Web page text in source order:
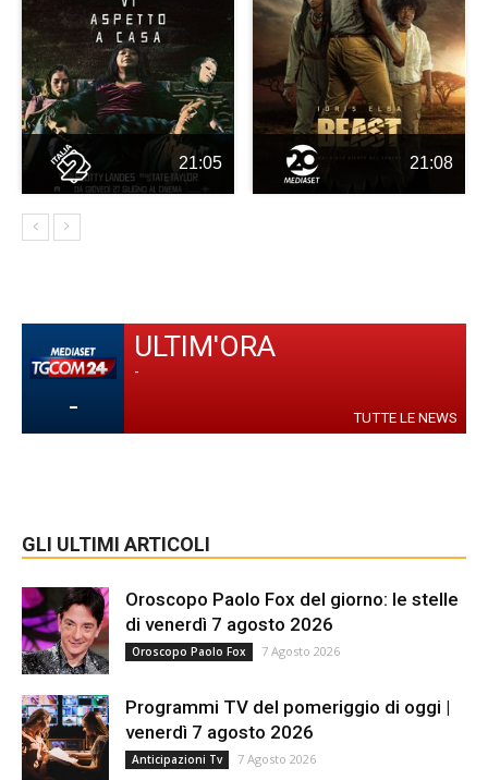
21:05 21:08
-
ULTIM'ORA
-
TUTTE LE NEWS
GLI ULTIMI ARTICOLI
Oroscopo Paolo Fox del giorno: le stelle
di venerdì 7 agosto 2026
Oroscopo Paolo Fox 7 Agosto 2026
Programmi TV del pomeriggio di oggi |
venerdì 7 agosto 2026
Anticipazioni Tv 7 Agosto 2026